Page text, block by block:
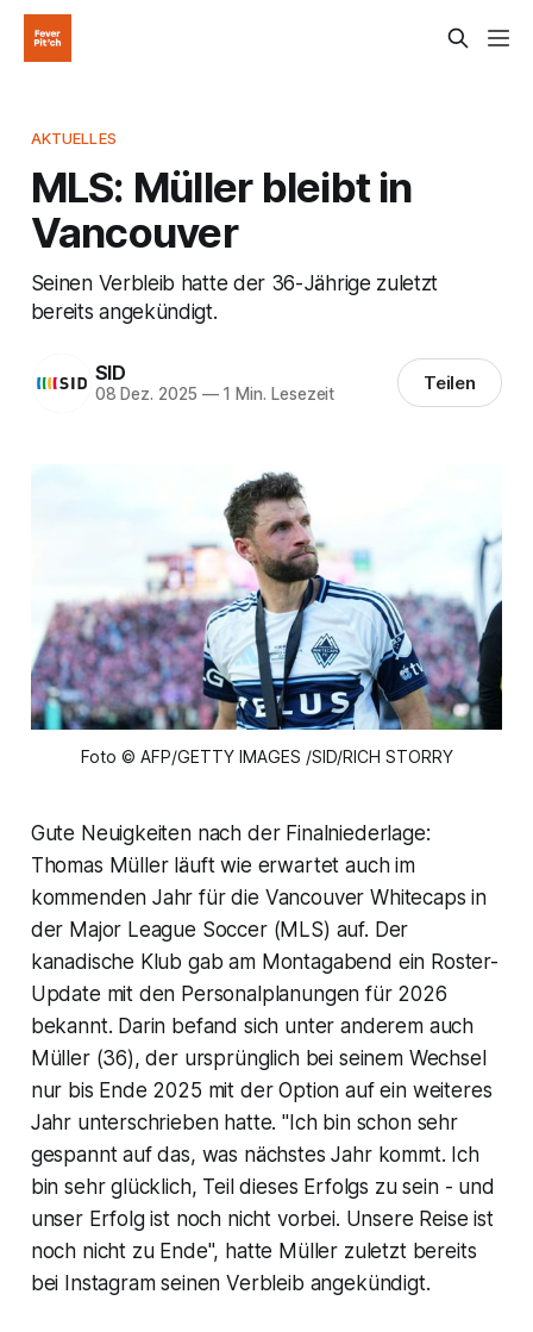
AKTUELLES
MLS: Müller bleibt in
Vancouver
Seinen Verbleib hatte der 36-Jährige zuletzt
bereits angekündigt.
SID
08 Dez. 2025 —1 Min. Lesezeit Teilen
Foto © AFP/GETTY IMAGES /SID/RICH STORRY
Gute Neuigkeiten nach der Finalniederlage:
Thomas Müller läuft wie erwartet auch im
kommenden Jahr für die Vancouver Whitecaps in
der Major League Soccer (MLS) auf. Der
kanadische Klub gab am Montagabend ein Roster-
Update mit den Personalplanungen für 2026
bekannt. Darin befand sich unter anderem auch
Müller (36), der ursprünglich bei seinem Wechsel
nur bis Ende 2025 mit der Option auf ein weiteres
Jahr unterschrieben hatte. "Ich bin schon sehr
gespannt auf das, was nächstes Jahr kommt. Ich
bin sehr glücklich, Teil dieses Erfolgs zu sein - und
unser Erfolg ist noch nicht vorbei. Unsere Reise ist
noch nicht zu Ende", hatte Müller zuletzt bereits
bei Instagram seinen Verbleib angekündigt.